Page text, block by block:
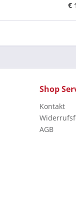
€
Shop
Kontakt
AGB